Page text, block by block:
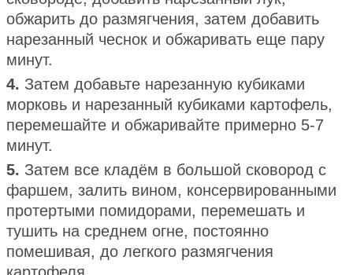
обжарить до размягчения, затем добавить
нарезанный чеснок и обжаривать еще пару
минут.
4. Затем добавьте нарезанную кубиками
морковь и нарезанный кубиками картофель,
перемешайте и обжаривайте примерно 5-7
минут.
5. Затем все кладём в большой сковород с
фаршем, залить вином, консервированными
протертыми помидорами, перемешать и
тушить на среднем огне, постоянно
помешивая, до легкого размягчения